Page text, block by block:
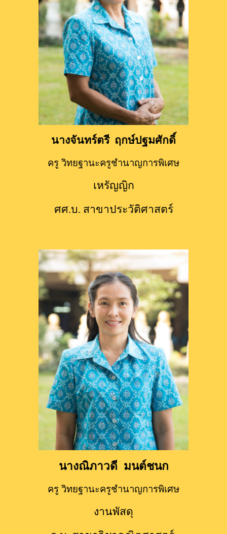
นางจันทร์ตรี  ฤกษ์ปฐมศักดิ์
ครู วิทยฐานะครูชำนาญการพิเศษ
เหรัญญิก
ศศ.บ. สาขาประวัติศาสตร์
นางณิภาวดี  มนต์ชนก
ครู วิทยฐานะครูชำนาญการพิเศษ
งานพัสดุ